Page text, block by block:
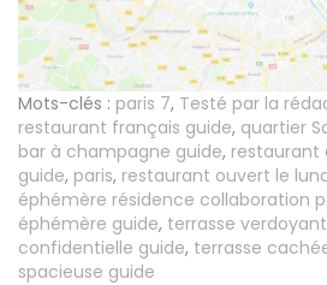
Mots-clés : paris 7, Testé par la
restaurant français guide, quartier
bar à champagne guide, restaurant
guide, paris, restaurant ouvert le
éphémère résidence collaboration
éphémère guide, terrasse
confidentielle guide, terrasse
spacieuse guide